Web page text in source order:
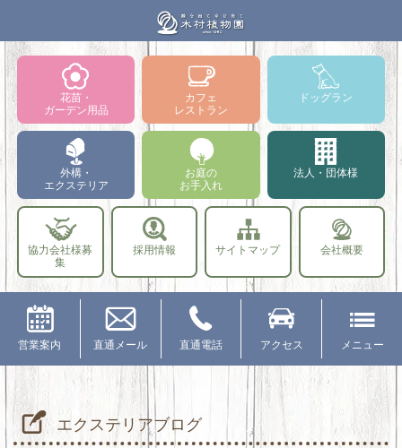
花苗・
ガーデン用品
カフェ
レストラン
ドッグラン
外構・
エクステリア
お庭の
お手入れ
法人・団体様
協力会社様募
集
採用情報 サイトマップ 会社概要
営業案内 直通メール 直通電話 アクセス メニュー
エクステリアブログ